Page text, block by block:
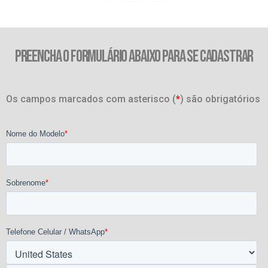
PREENCHA O FORMULÁRIO ABAIXO PARA SE CADASTRAR
Os campos marcados com asterisco (*) são obrigatórios